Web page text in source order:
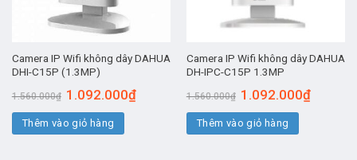
Camera IP Wifi không dây DAHUA
DHI-C15P (1.3MP)
1.560.000₫ Giá
gốc
là:
1.560.000₫.
1.092.000₫Giá
1.092.000₫.
Thêm vào giỏ hàng
Camera IP Wifi không dây DAHUA
DH-IPC-C15P 1.3MP
1.560.000₫ Giá
gốc
là:
1.560.000₫.
1.092.000₫Giá
Thêm vào giỏ hàng